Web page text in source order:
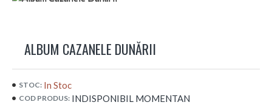
ALBUM CAZANELE DUNĂRII
STOC: In Stoc
COD PRODUS: INDISPONIBIL MOMENTAN